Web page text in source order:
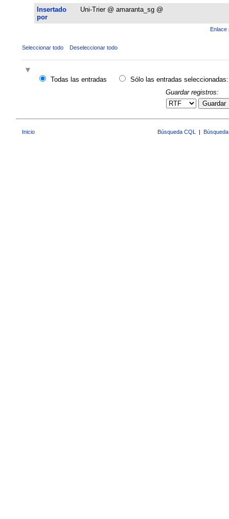
Insertado
por
Uni-Trier @ amaranta_sg @
Enlace
Seleccionar todo Deseleccionar todo
Todas las entradas
Sólo las entradas seleccionadas:
Guardar registros:
Guardar
Inicio Búsqueda CQL